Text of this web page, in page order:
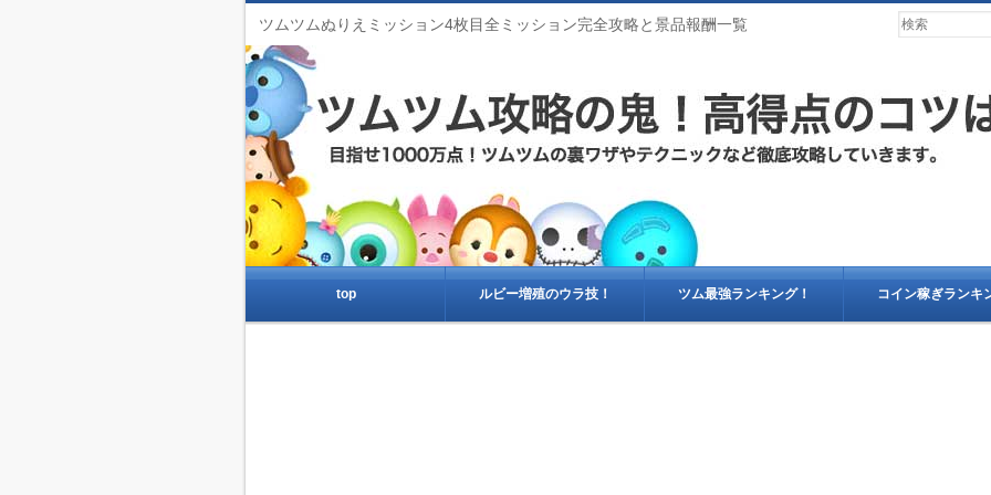
ツムツムぬりえミッション4枚目全ミッション完全攻略と景品報酬一覧
top ルビー増殖のウラ技！ ツム最強ランキング！ コイン稼ぎランキ